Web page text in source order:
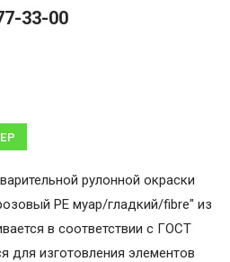
33-00
рулонной окраски
PE муар/гладкий/fibre" из
в соответствии с ГОСТ
для изготовления элементов